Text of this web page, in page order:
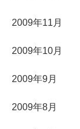
2009年11月
2009年10月
2009年9月
2009年8月